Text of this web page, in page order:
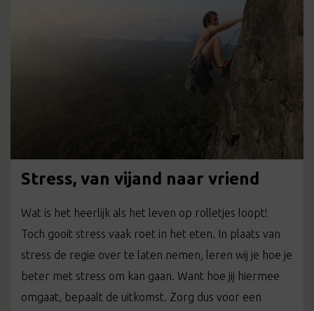
Stress, van vijand naar vriend
Wat is het heerlijk als het leven op rolletjes loopt!
Toch gooit stress vaak roet in het eten. In plaats van
stress de regie over te laten nemen, leren wij je hoe je
beter met stress om kan gaan. Want hoe jij hiermee
omgaat, bepaalt de uitkomst. Zorg dus voor een